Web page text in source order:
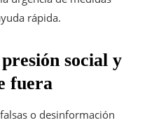
rápida.
social y
fuera
o desinformación